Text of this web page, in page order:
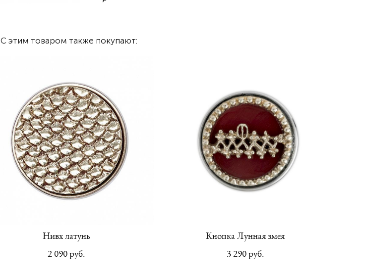
С этим товаром также покупают:
Нивх латунь
2 090 pуб.
Кнопка Лунная змея
3 290 pуб.